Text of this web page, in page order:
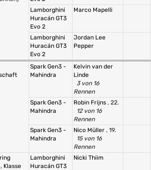
Lamborghini
Huracán GT3
Evo 2
Marco Mapelli
Lamborghini
Huracán GT3
Evo 2
Jordan Lee
Pepper
Spark Gen3 -
Mahindra
Kelvin van der
Linde
3 von 16
Rennen
Spark Gen3 -
Mahindra
Robin Frijns , 22.
12 von 16
Rennen
Spark Gen3 -
Mahindra
Nico Müller , 19.
15 von 16
Rennen
Klasse
Lamborghini
Huracán GT3
Nicki Thiim